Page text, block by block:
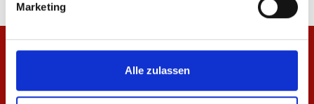
Marketing
Alle zulassen